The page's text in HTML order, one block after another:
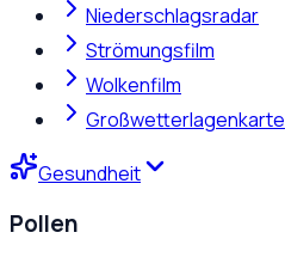
Niederschlagsradar
Strömungsfilm
Wolkenfilm
Großwetterlagenkarte
Gesundheit
Pollen